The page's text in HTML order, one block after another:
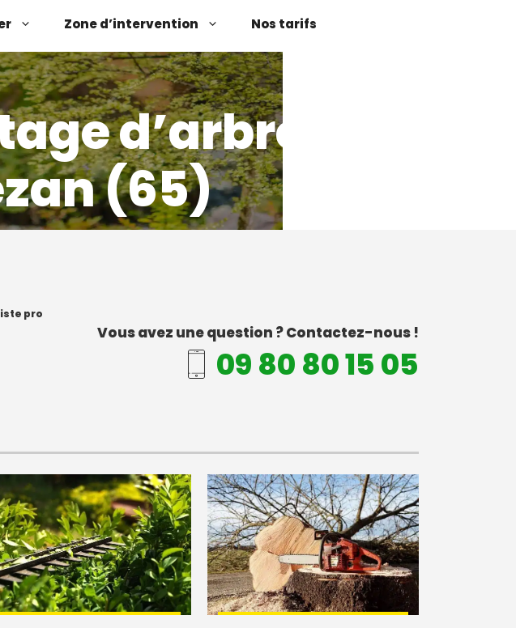
Zone d’intervention Nos tarifs
d’arbres
(65)
pro
Vous avez une question ? Contactez-nous !
09 80 80 15 05